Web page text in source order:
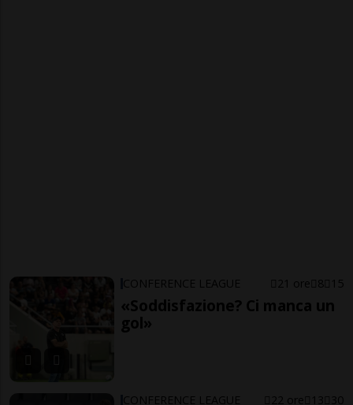
CONFERENCE LEAGUE 21 ore 8 15
«Soddisfazione? Ci manca un
gol»
CONFERENCE LEAGUE 22 ore 13 30